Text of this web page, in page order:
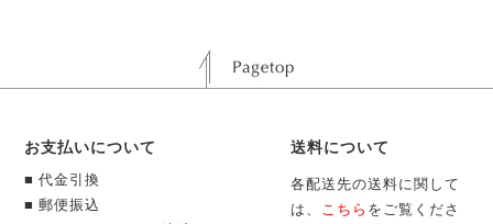
お支払いについて
■ 代金引換
■ 郵便振込
送料について
各配送先の送料に関して
は、 こちら をご覧くださ